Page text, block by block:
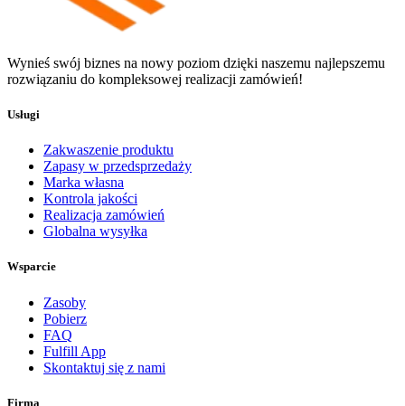
Wynieś swój biznes na nowy poziom dzięki naszemu najlepszemu
rozwiązaniu do kompleksowej realizacji zamówień!
Usługi
Zakwaszenie produktu
Zapasy w przedsprzedaży
Marka własna
Kontrola jakości
Realizacja zamówień
Globalna wysyłka
Wsparcie
Zasoby
Pobierz
FAQ
Fulfill App
Skontaktuj się z nami
Firma